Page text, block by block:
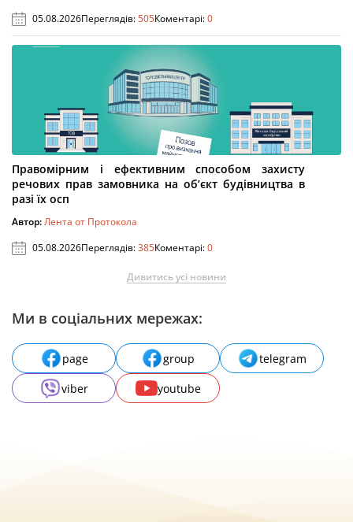
05.08.2026Переглядів:505Коментарі:0
Правомірним і ефективним способом захисту
речових прав замовника на об’єкт будівництва в
разі їх осп
Автор:Лента от Протокола
05.08.2026Переглядів:385Коментарі:0
Дивитись усі новини
Ми в соціальних мережах:
page group
telegram
viber
youtube